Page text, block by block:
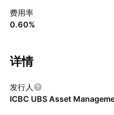
费用率
0.60%
详情
发行人
ICBC UBS Asset